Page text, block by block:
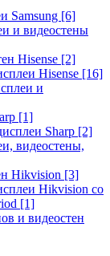
Samsung [6]
и видеостены
Hisense [2]
Hisense [16]
и
[1]
Sharp [2]
видеостены,
Hikvision [3]
Hikvision со
[1]
и видеостен